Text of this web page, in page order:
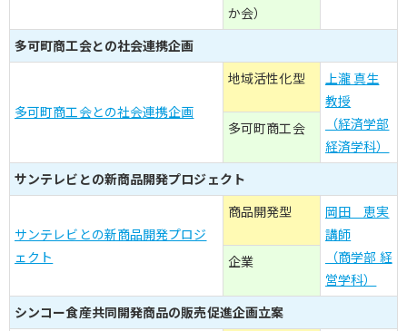
か会）
多可町商工会との社会連携企画
多可町商工会との社会連携企画
地域活性化型
上瀧 真生
教授
（経済学部
経済学科）
多可町商工会
サンテレビとの新商品開発プロジェクト
サンテレビとの新商品開発プロジ
ェクト
商品開発型
岡田 恵実
講師
（商学部 経
営学科）
企業
シンコー食産共同開発商品の販売促進企画立案